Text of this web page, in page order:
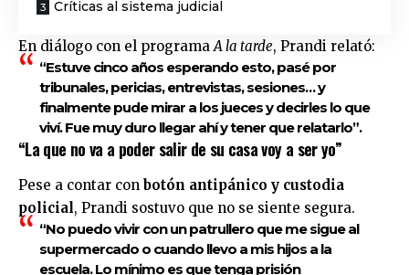
Críticas al sistema judicial
En diálogo con el programaA la tarde, Prandi relató:
“Estuve cinco años esperando esto, pasé por
tribunales, pericias, entrevistas, sesiones… y
finalmente pude mirar a los jueces y decirles lo que
viví. Fue muy duro llegar ahí y tener que relatarlo”.
“La que no va a poder salir de su casa voy a ser yo”
Pese a contar con botón antipánico y custodia
policial, Prandi sostuvo que no se siente segura.
“No puedo vivir con un patrullero que me sigue al
supermercado o cuando llevo a mis hijos a la
escuela. Lo mínimo es que tenga prisión